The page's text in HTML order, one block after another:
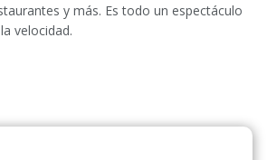
y más. Es todo un espectáculo
velocidad.